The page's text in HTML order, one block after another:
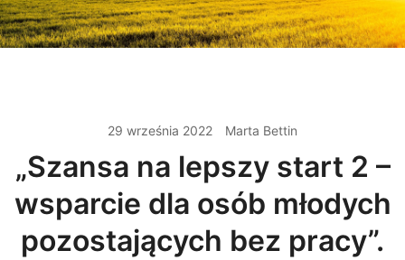
29 września 2022 Marta Bettin
„Szansa na lepszy start 2 –
wsparcie dla osób młodych
pozostających bez pracy”.